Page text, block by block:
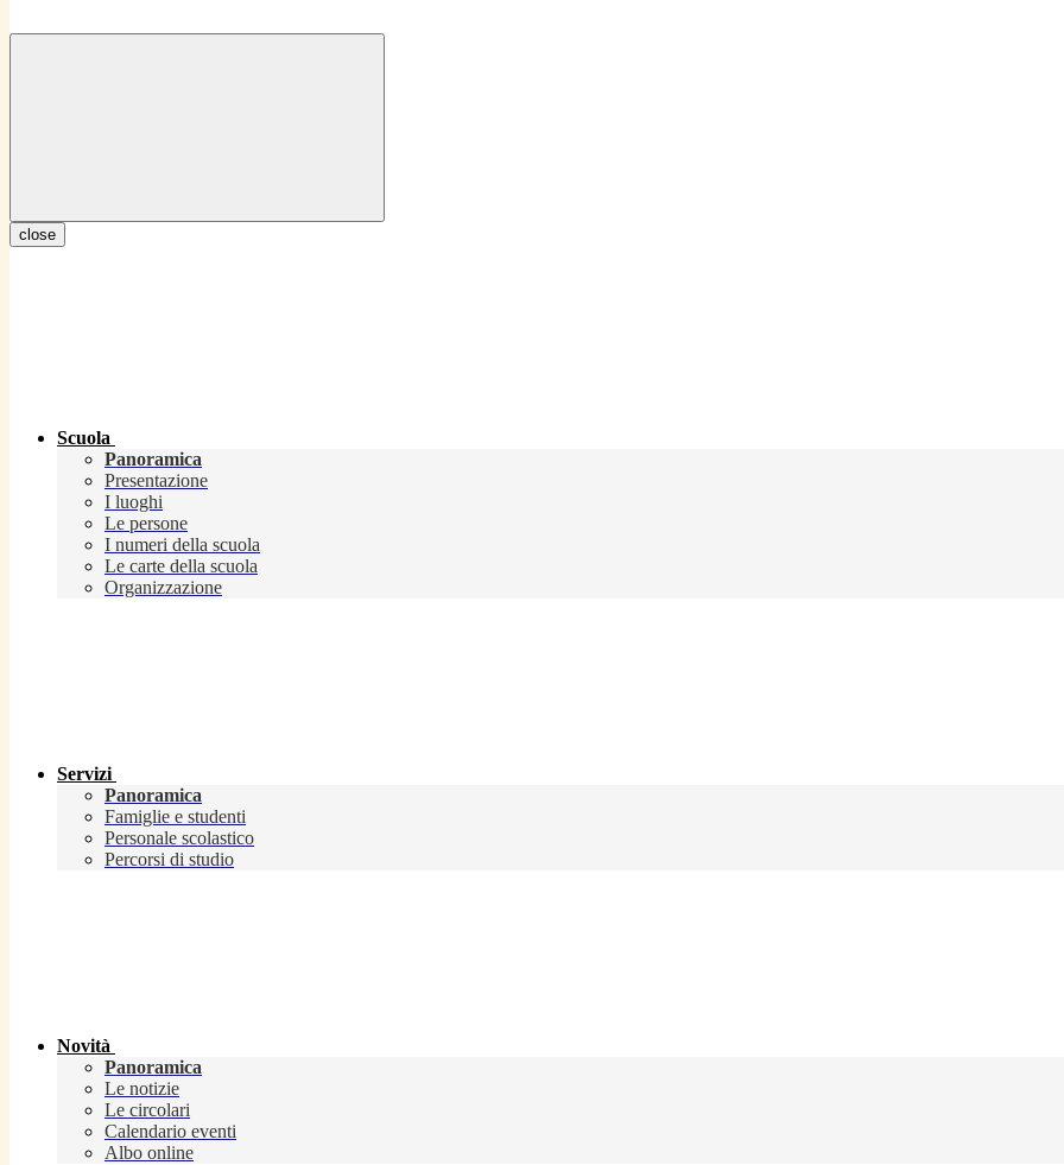
close
Scuola
Panoramica
Presentazione
I luoghi
Le persone
I numeri della scuola
Le carte della scuola
Organizzazione
Servizi
Panoramica
Famiglie e studenti
Personale scolastico
Percorsi di studio
Novità
Panoramica
Le notizie
Le circolari
Calendario eventi
Albo online